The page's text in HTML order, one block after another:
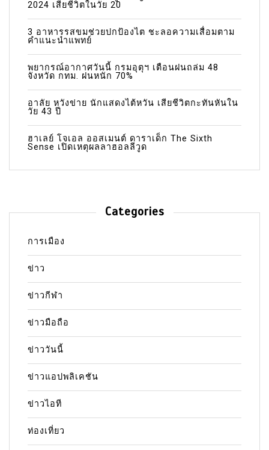
2024 เสียชีวิตในวัย 20
3 อาหารรสขมช่วยปกป้องไต ชะลอความเสื่อมตาม
คำแนะนำแพทย์
พยากรณ์อากาศวันนี้ กรมอุตุฯ เตือนฝนถล่ม 48
จังหวัด กทม. ฝนหนัก 70%
อาลัย หวังข่าย นักแสดงไต้หวัน เสียชีวิตกะทันหันใน
วัย 43 ปี
ฮาเลย์ โจเอล ออสเมนต์ ดาราเด็ก The Sixth
Sense เปิดเหตุผลลาฮอลลีวูด
Categories
การเมือง
ข่าว
ข่าวกีฬา
ข่าวมือถือ
ข่าววันนี้
ข่าวแอปพลิเคชัน
ข่าวไอที
ท่องเที่ยว